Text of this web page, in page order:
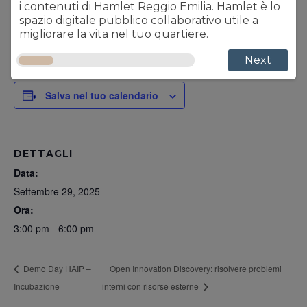
Accedi agli incontri da questo link:
https://reggioemilia.progettohamlet.it/conference/LabGov
Salva nel tuo calendario
DETTAGLI
Data:
Settembre 29, 2025
Ora:
3:00 pm - 6:00 pm
Demo Day HAIP –
Incubazione
Open Innovation Discovery: risolvere problemi
interni con risorse esterne
i contenuti di Hamlet Reggio Emilia. Hamlet è lo
spazio digitale pubblico collaborativo utile a
migliorare la vita nel tuo quartiere.
Next